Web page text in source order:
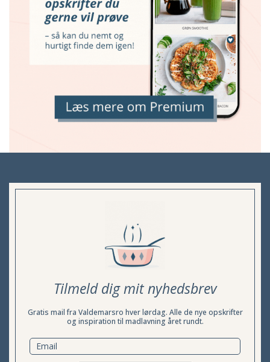
Tilmeld dig mit nyhedsbrev
Gratis mail fra Valdemarsro hver lørdag. Alle de nye opskrifter
og inspiration til madlavning året rundt.